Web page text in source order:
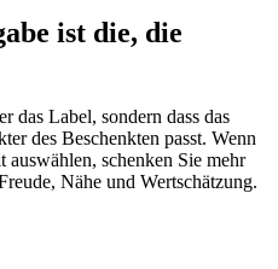
ist die, die
das Label, sondern dass das
des Beschenkten passt. Wenn
schenken Sie mehr
Nähe und Wertschätzung.